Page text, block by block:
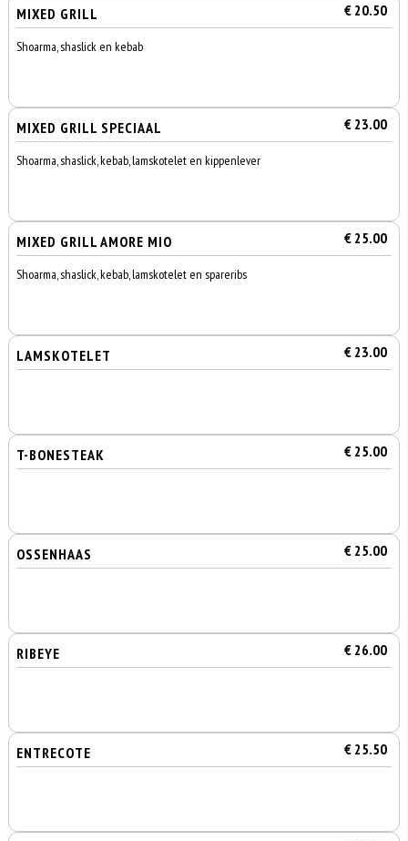
MIXED GRILL € 20.50
Shoarma, shaslick en kebab
MIXED GRILL SPECIAAL € 23.00
Shoarma, shaslick, kebab, lamskotelet en kippenlever
MIXED GRILL AMORE MIO € 25.00
Shoarma, shaslick, kebab, lamskotelet en spareribs
LAMSKOTELET € 23.00
T-BONESTEAK € 25.00
OSSENHAAS € 25.00
RIBEYE € 26.00
ENTRECOTE € 25.50